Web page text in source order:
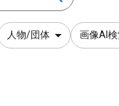
人物/団体 画像AI